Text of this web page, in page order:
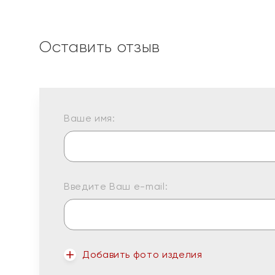
Оставить отзыв
Ваше имя:
Введите Ваш e-mail:
Добавить фото изделия